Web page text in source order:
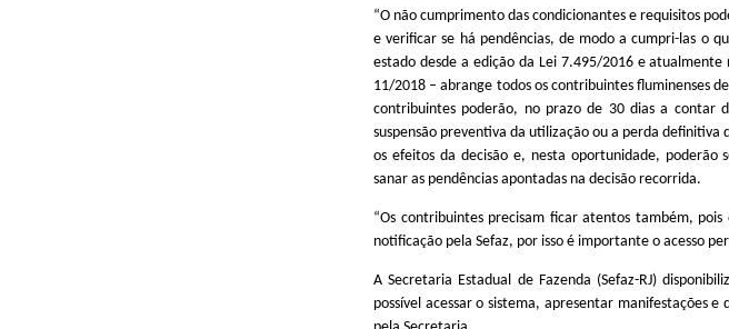
“O não cumprimento das condicionantes e requisitos
e verificar se há pendências, de modo a cumpri-las o
estado desde a edição da Lei 7.495/2016 e atualmente
11/2018 – abrange todos os contribuintes fluminenses
contribuintes poderão, no prazo de 30 dias a contar
suspensão preventiva da utilização ou a perda definitiva
os efeitos da decisão e, nesta oportunidade, poderão
sanar as pendências apontadas na decisão recorrida.
“Os contribuintes precisam ficar atentos também,
notificação pela Sefaz, por isso é importante o acesso
A Secretaria Estadual de Fazenda (Sefaz-RJ)
possível acessar o sistema, apresentar manifestações